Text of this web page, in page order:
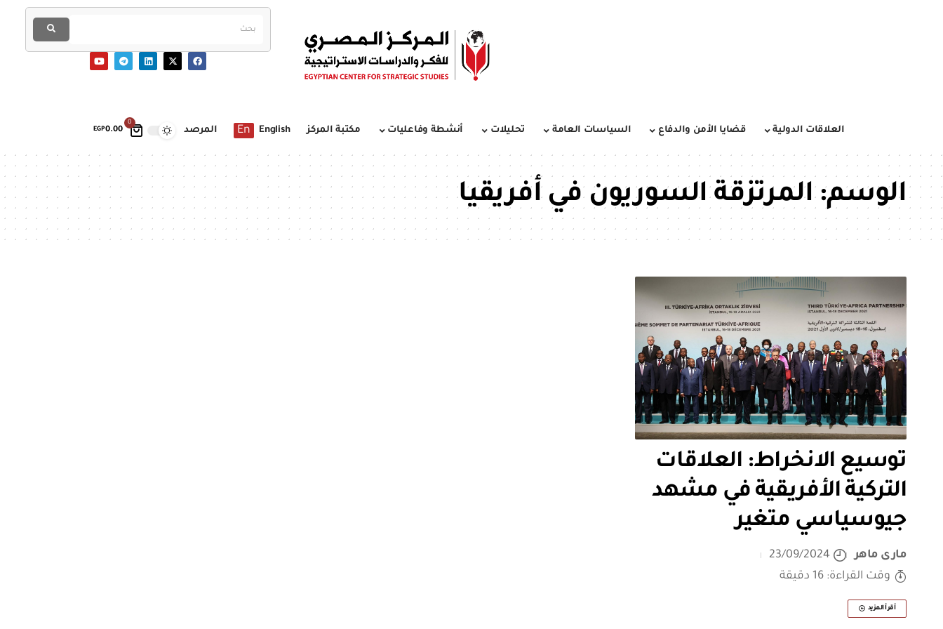
0
EGP0.00 العلاقات الدولية قضايا الأمن والدفاع السياسات العامة تحليلات أنشطة وفاعليات مكتبة المركز English
En المرصد
الوسم:المرتزقة السوريون في أفريقيا
توسيع الانخراط: العلاقات
التركية الأفريقية في مشهد
جيوسياسي متغير
مارى ماهر
23/09/2024
وقت القراءة: 16 دقيقة
أقرأ المزيد